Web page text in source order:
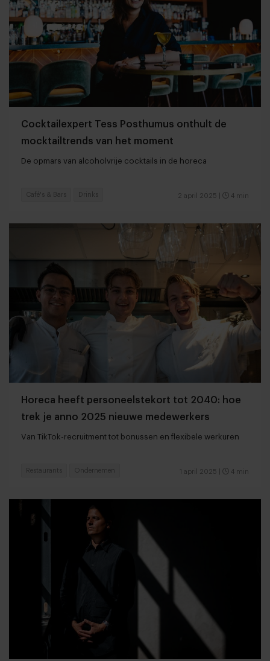
Cocktailexpert Tess Posthumus onthult de
mocktailtrends van het moment
De opmars van alcoholvrije cocktails in de horeca
2 april 2025 4 min
Café's & Bars Drinks
Horeca heeft personeelstekort tot 2040: hoe
trek je anno 2025 nieuwe medewerkers
Van TikTok-recruitment tot bonussen en flexibele werkuren
1 april 2025 4 min
Restaurants Ondernemen